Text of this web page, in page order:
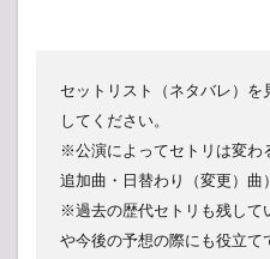
セットリスト（ネタバレ）
してください。
※公演によってセトリは変わ
追加曲・日替わり（変更）曲
※過去の歴代セトリも残して
や今後の予想の際にも役立て